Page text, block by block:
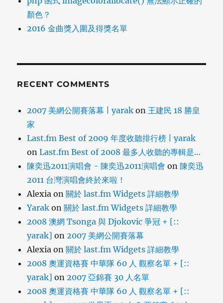
顏色？
2016 金曲獎入圍及得獎名單
RECENT COMMENTS
2007 美網公開賽落幕 | yarak on王建民 18 勝皇
家
Last.fm Best of 2009 年度收聽排行榜 | yarak
onLast.fm Best of 2008 最多人收聽的專輯是…
陳奕迅2011演唱會 - 陳奕迅2011演唱會 on 陳奕迅
2011 台灣演唱會終於來啦！
Alexia on關於 last.fm Widgets 詳細教學
Yarak on關於 last.fm Widgets 詳細教學
2008 澳網 Tsonga 與 Djokovic 爭冠 + [::
yarak] on2007 美網公開賽落幕
Alexia on關於 last.fm Widgets 詳細教學
2008 奧運資格賽 中華隊 60 人 觀察名單 + [::
yarak] on2007 亞錦賽 30 人名單
2008 奧運資格賽 中華隊 60 人 觀察名單 + [::